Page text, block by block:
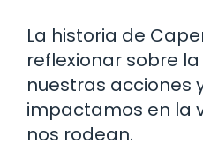
La historia de
reflexionar sobre
nuestras acciones
impactamos en la
nos rodean.